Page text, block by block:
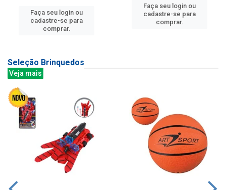
Faça seu login ou
cadastre-se para
comprar.
Faça seu login ou
cadastre-se para
comprar.
Seleção Brinquedos
Veja mais